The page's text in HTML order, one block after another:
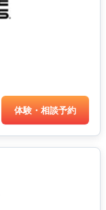
体験・相談予約